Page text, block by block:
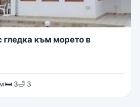
гледка към морето в
🛏 3🛁 3